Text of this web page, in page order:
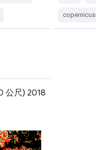
copernicus
公尺) 2018